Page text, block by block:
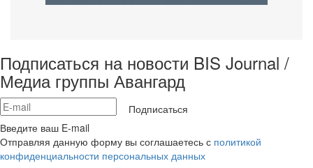
Подписаться на новости BIS Journal /
Медиа группы Авангард
Подписаться
Введите ваш E-mail
Отправляя данную форму вы соглашаетесь с политикой
конфиденциальности персональных данных